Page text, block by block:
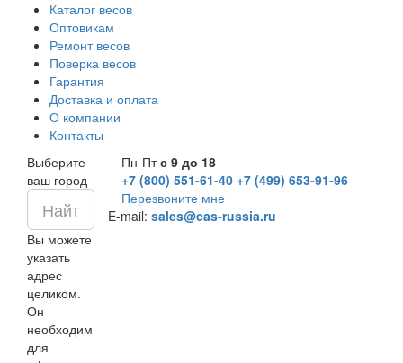
Каталог весов
Оптовикам
Ремонт весов
Поверка весов
Гарантия
Доставка и оплата
О компании
Контакты
Выберите
ваш город
Вы можете
указать
адрес
целиком.
Он
необходим
для
Пн-Птс 9 до 18
+7 (800) 551-61-40 +7 (499) 653-91-96
Перезвоните мне
E-mail: sales@cas-russia.ru